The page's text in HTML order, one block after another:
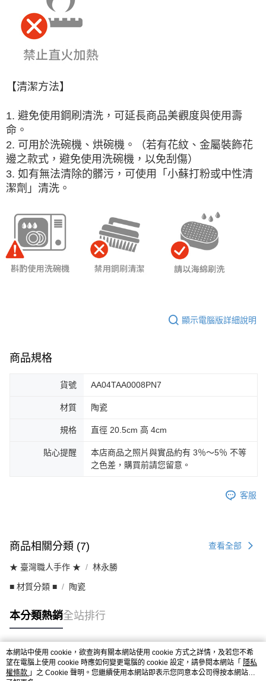
【清潔方法】
1. 避免使用鋼刷清洗，可延長商品美觀度與使用壽
命。
2. 可用於洗碗機、烘碗機。（若有花紋、金屬裝飾花
邊之款式，避免使用洗碗機，以免刮傷）
3. 如有無法清除的髒污，可使用「小蘇打粉或中性清
潔劑」清洗。
顯示電腦版詳細說明
商品規格
貨號 AA04TAA0008PN7
材質 陶瓷
規格 直徑 20.5cm 高 4cm
貼心提醒
本店商品之照片與實品約有 3％～5％ 不等
之色差，購買前請您留意。
客服
商品相關分類 (7) 查看全部
★ 臺灣職人手作 ★ 林永勝
■ 材質分類 ■ 陶瓷
本分類熱銷全站排行
熱門標籤
本網站中使用 cookie，欲查詢有關本網站使用 cookie 方式之詳情，及若您不希
望在電腦上使用 cookie 時應如何變更電腦的 cookie 設定，請參閱本網站「 隱私
權條款 」之 Cookie 聲明。您繼續使用本網站即表示您同意本公司得按本網站使